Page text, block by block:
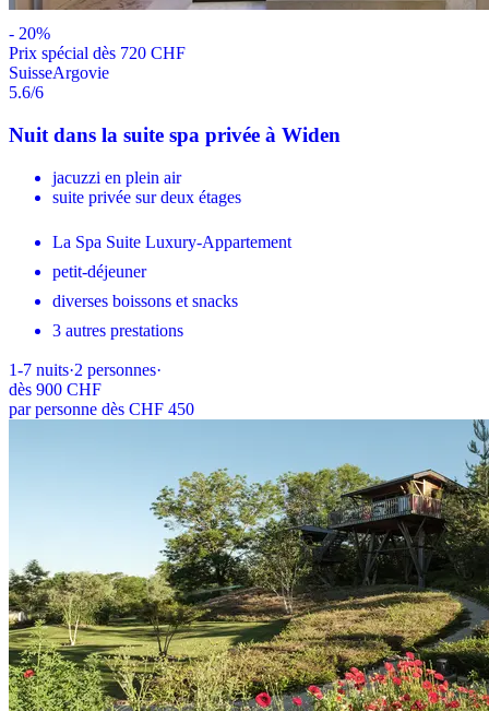
- 20%
Prix ​​spécial dès 720 CHF
SuisseArgovie
5.6/6
Nuit dans la suite spa privée à Widen
jacuzzi en plein air
suite privée sur deux étages
La Spa Suite Luxury-Appartement
petit-déjeuner
diverses boissons et snacks
3 autres prestations
1-7 nuits·2 personnes·
dès 900 CHF
par personne dès CHF 450